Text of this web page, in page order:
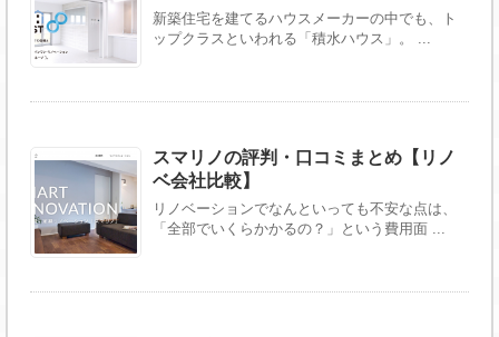
新築住宅を建てるハウスメーカーの中でも、ト
ップクラスといわれる「積水ハウス」。 ...
スマリノの評判・口コミまとめ【リノ
ベ会社比較】
リノベーションでなんといっても不安な点は、
「全部でいくらかかるの？」という費用面 ...